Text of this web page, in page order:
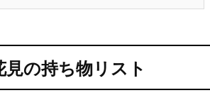
見の持ち物リスト